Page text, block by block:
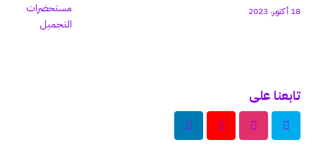
18 أكتوبر، 2023
تابعنا على